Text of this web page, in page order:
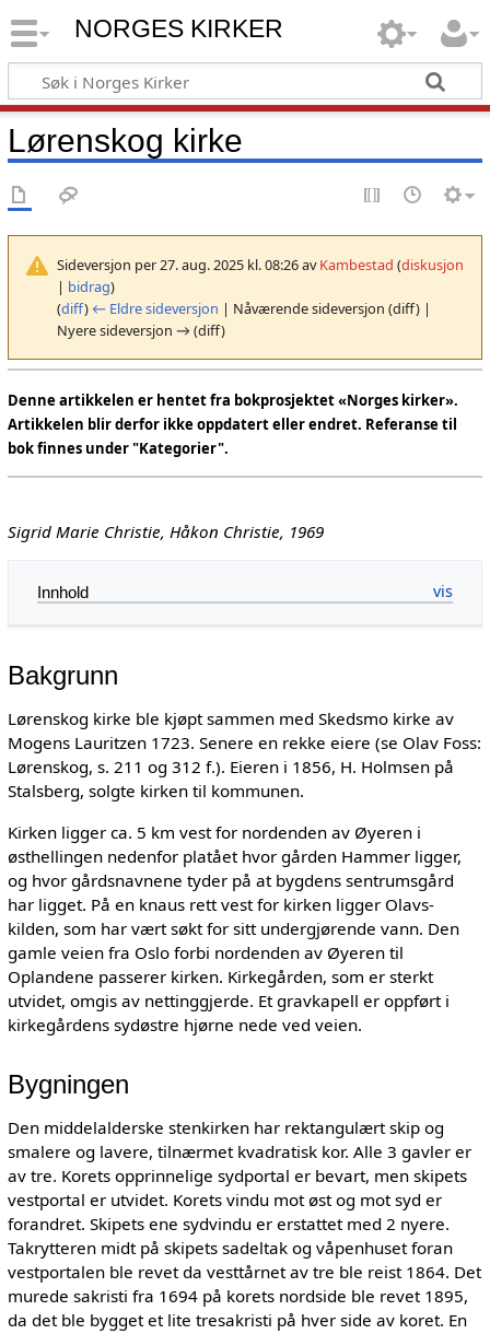
NORGES KIRKER
Lørenskog kirke
Sideversjon per 27. aug. 2025 kl. 08:26 avKambestad (diskusjon
| bidrag)
(diff) ← Eldre sideversjon | Nåværende sideversjon (diff) |
Nyere sideversjon → (diff)
Denne artikkelen er hentet fra bokprosjektet «Norges kirker».
Artikkelen blir derfor ikke oppdatert eller endret. Referanse til
bok finnes under "Kategorier".
Sigrid Marie Christie, Håkon Christie, 1969
Innhold
Bakgrunn
Lørenskog kirke ble kjøpt sammen med Skedsmo kirke av
Mogens Lauritzen 1723. Senere en rekke eiere (se Olav Foss:
Lørenskog, s. 211 og 312 f.). Eieren i 1856, H. Holmsen på
Stalsberg, solgte kirken til kommunen.
Kirken ligger ca. 5 km vest for nordenden av Øyeren i
østhellingen nedenfor platået hvor gården Hammer ligger,
og hvor gårdsnavnene tyder på at bygdens sentrumsgård
har ligget. På en knaus rett vest for kirken ligger Olavs-
kilden, som har vært søkt for sitt undergjørende vann. Den
gamle veien fra Oslo forbi nordenden av Øyeren til
Oplandene passerer kirken. Kirkegården, som er sterkt
utvidet, omgis av nettinggjerde. Et gravkapell er oppført i
kirkegårdens sydøstre hjørne nede ved veien.
Bygningen
Den middelalderske stenkirken har rektangulært skip og
smalere og lavere, tilnærmet kvadratisk kor. Alle 3 gavler er
av tre. Korets opprinnelige sydportal er bevart, men skipets
vestportal er utvidet. Korets vindu mot øst og mot syd er
forandret. Skipets ene sydvindu er erstattet med 2 nyere.
Takrytteren midt på skipets sadeltak og våpenhuset foran
vestportalen ble revet da vesttårnet av tre ble reist 1864. Det
murede sakristi fra 1694 på korets nordside ble revet 1895,
da det ble bygget et lite tresakristi på hver side av koret. En